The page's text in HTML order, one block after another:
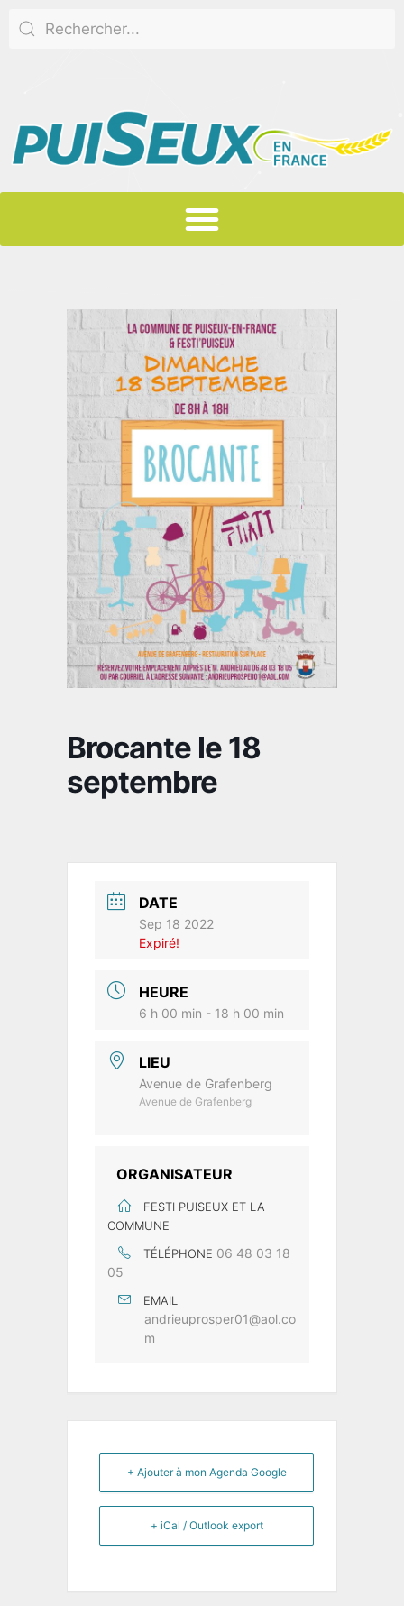
Brocante le 18
septembre
DATE
Sep 18 2022
Expiré!
HEURE
6 h 00 min - 18 h 00 min
LIEU
Avenue de Grafenberg
Avenue de Grafenberg
ORGANISATEUR
FESTI PUISEUX ET LA
COMMUNE
TÉLÉPHONE 06 48 03 18
05
EMAIL
andrieuprosper01@aol.co
m
+ Ajouter à mon Agenda Google
+ iCal / Outlook export